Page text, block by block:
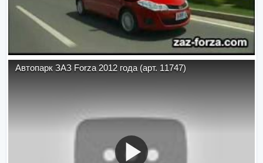
Автопарк ЗАЗ Forza 2012 года (арт. 11747)